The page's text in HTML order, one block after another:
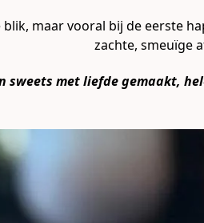
sweets met liefde gemaakt,
maar vooral bij de eerste
zachte, smeuïge